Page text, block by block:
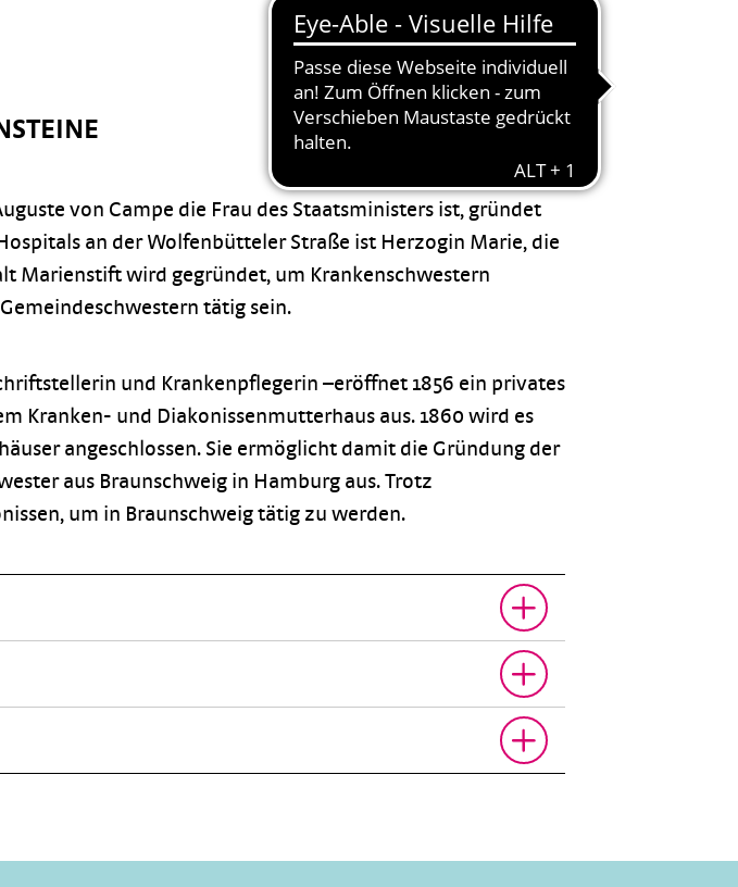
von Campe die Frau des Staatsministers ist, gründet
an der Wolfenbütteler Straße ist Herzogin Marie, die
Marienstift wird gegründet, um Krankenschwestern
tätig sein.
und Krankenpflegerin –eröffnet 1856 ein privates
Kranken- und Diakonissenmutterhaus aus. 1860 wird es
angeschlossen. Sie ermöglicht damit die Gründung der
aus Braunschweig in Hamburg aus. Trotz
um in Braunschweig tätig zu werden.